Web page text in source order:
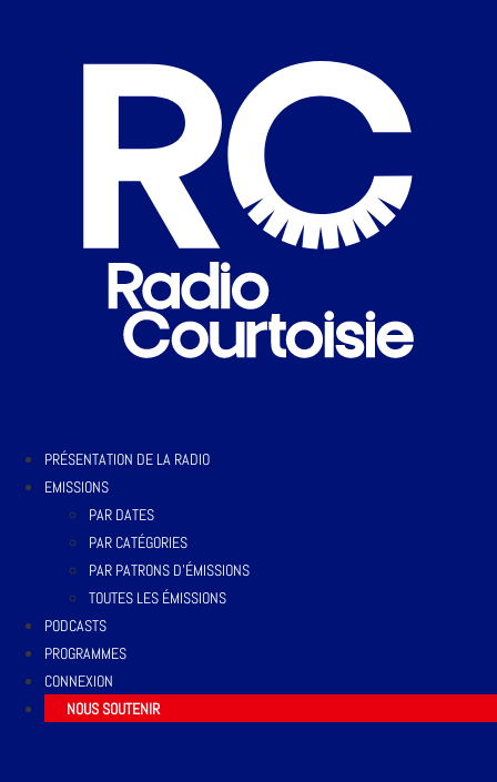
PRÉSENTATION DE LA RADIO
EMISSIONS
PAR DATES
PAR CATÉGORIES
PAR PATRONS D’ÉMISSIONS
TOUTES LES ÉMISSIONS
PODCASTS
PROGRAMMES
CONNEXION
NOUS SOUTENIR